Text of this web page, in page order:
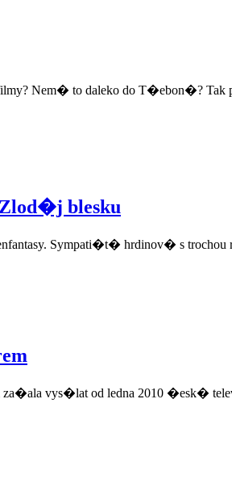
Nem� to daleko do T�ebon�?
blesku
Sympati�t� hrdinov� s
vys�lat od ledna 2010 �esk�